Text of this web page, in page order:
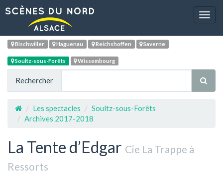
Bischwiller Haguenau Reichshoffen Saverne
Soultz-sous-Forêts Wissembourg
Rechercher
Les spectacles
Soultz-sous-Forêts
Archives 2017-2018
La Tente d’Edgar Cie La Trappe à
Ressorts